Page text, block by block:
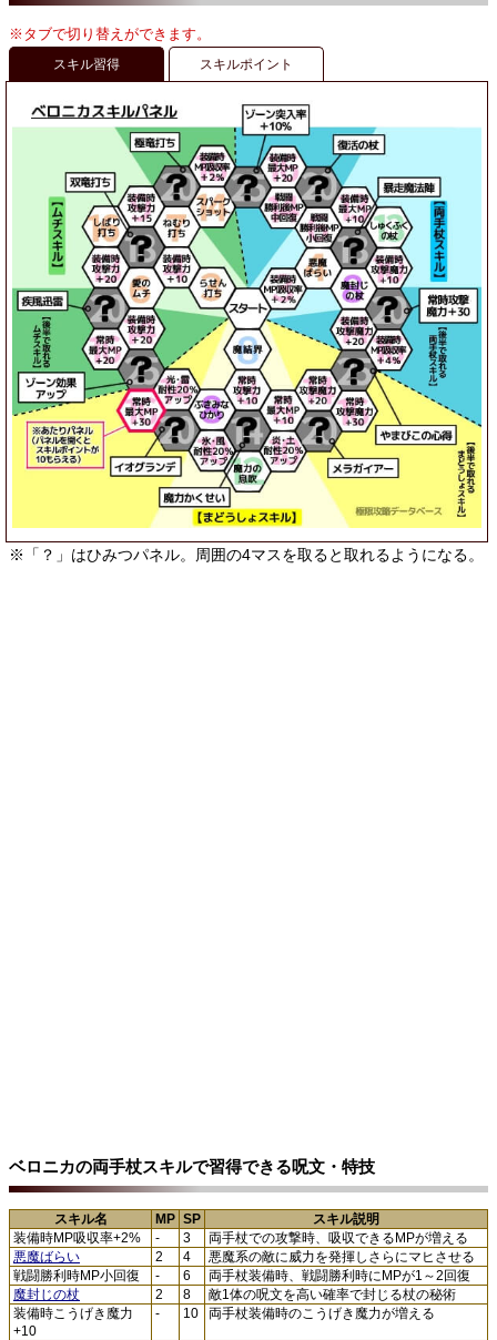
※タブで切り替えができます。
スキル習得 スキルポイント
※「？」はひみつパネル。周囲の4マスを取ると取れるようになる。
ベロニカの両手杖スキルで習得できる呪文・特技
スキル名 MP SP
スキル説明
装備時MP吸収率+2%
- 3
両手杖での攻撃時、吸収できるMPが増える
悪魔ばらい
2 4
悪魔系の敵に威力を発揮しさらにマヒさせる
戦闘勝利時MP小回復
- 6
両手杖装備時、戦闘勝利時にMPが1～2回復
魔封じの杖
2 8
敵1体の呪文を高い確率で封じる杖の秘術
装備時こうげき魔力
+10
- 10 両手杖装備時のこうげき魔力が増える